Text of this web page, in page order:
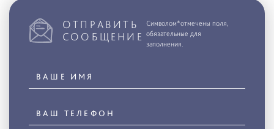
ОТПРАВИТЬ
СООБЩЕНИЕ
Символом*отмечены поля,
обязательные для
заполнения.